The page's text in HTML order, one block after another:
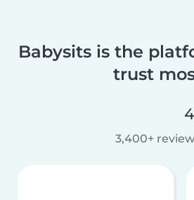
Babysits is the
trust
3,400+